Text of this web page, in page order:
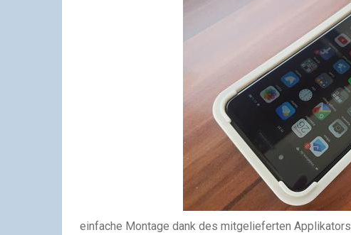
einfache Montage dank des mitgelieferten Applikators